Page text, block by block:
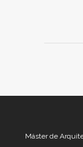
Máster de